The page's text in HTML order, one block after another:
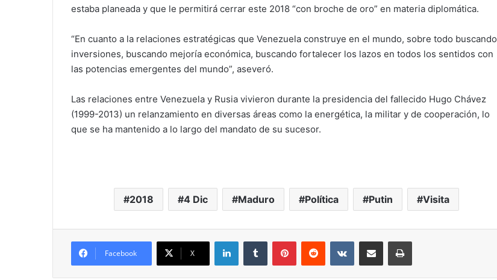
estaba planeada y que le permitirá cerrar este 2018 “con broche de oro” en materia diplomática.
“En cuanto a la relaciones estratégicas que Venezuela construye en el mundo, sobre todo buscando
inversiones, buscando mejoría económica, buscando fortalecer los lazos en todos los sentidos con
las potencias emergentes del mundo”, aseveró.
Las relaciones entre Venezuela y Rusia vivieron durante la presidencia del fallecido Hugo Chávez
(1999-2013) un relanzamiento en diversas áreas como la energética, la militar y de cooperación, lo
que se ha mantenido a lo largo del mandato de su sucesor.
2018 4 Dic Maduro Política Putin Visita
Facebook X
LinkedInTumblr PinterestReddit VKontakteCompartir via correo electrónicoImpresión